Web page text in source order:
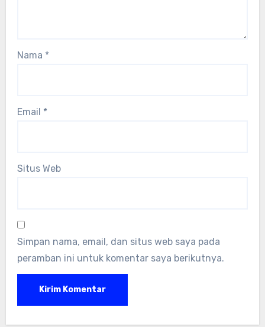
Nama *
Email *
Situs Web
Simpan nama, email, dan situs web saya pada
peramban ini untuk komentar saya berikutnya.